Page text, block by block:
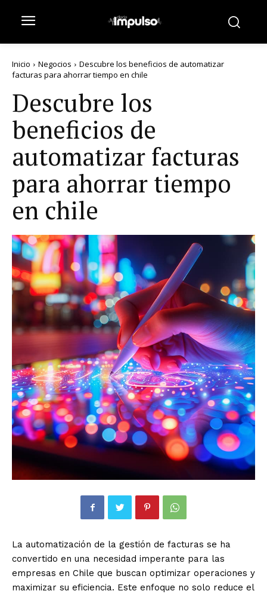
Inicio Negocios
Descubre los beneficios de automatizar
facturas para ahorrar tiempo en chile
Descubre los
beneficios de
automatizar facturas
para ahorrar tiempo
en chile
La automatización de la gestión de facturas se ha
convertido en una necesidad imperante para las
empresas en Chile que buscan optimizar operaciones y
maximizar su eficiencia. Este enfoque no solo reduce el